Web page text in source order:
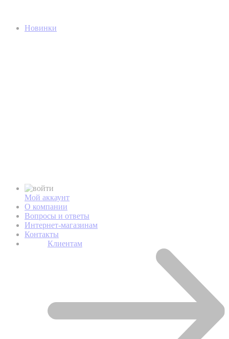
Новинки
Мой аккаунт
О компании
Вопросы и ответы
Интернет-магазинам
Контакты
Клиентам